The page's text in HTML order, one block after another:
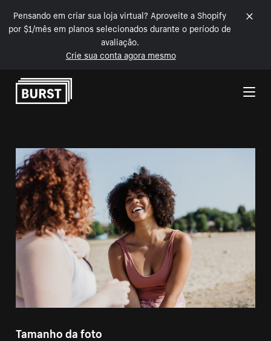
Pensando em criar sua loja virtual? Aproveite a Shopify
por $1/mês em planos selecionados durante o período de
avaliação.
Crie sua conta agora mesmo
Pular para o conteúdo
Tamanho da foto